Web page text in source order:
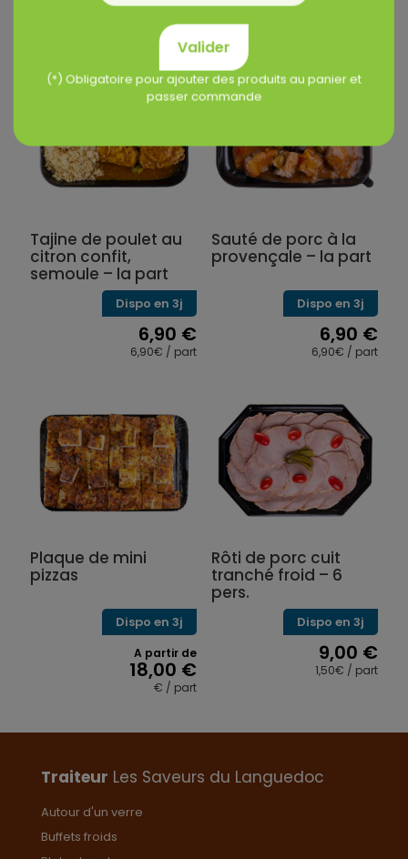
Produits similaires
Tajine de poulet au
citron confit,
semoule – la part
Dispo en 3j
6,90 €
6,90€ / part
plusieurs
variations.
Les
options
peuvent
être
la
produit
Sauté de porc à la
provençale – la part
Dispo en 3j
6,90 €
6,90€ / part
a
plusieurs
variations.
Les
options
peuvent
être
la
page
produit
Plaque de mini
pizzas
Dispo en 3j
A partir de
18,00 €
€ / part
variations.
options
être
Rôti de porc cuit
tranché froid – 6
pers.
Dispo en 3j
9,00 €
1,50€ / part
Traiteur Les Saveurs du Languedoc
Autour d'un verre
Buffets froids
Valider
(*) Obligatoire pour ajouter des produits au panier et
passer commande